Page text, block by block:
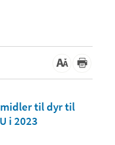
til dyr til
i 2023